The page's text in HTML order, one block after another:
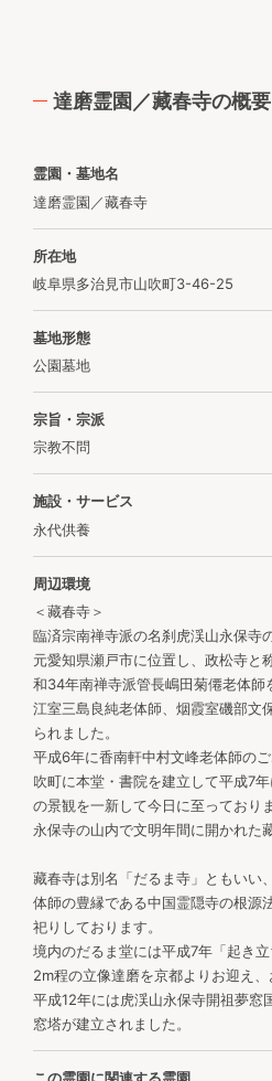
達磨霊園／藏春寺の概要
霊園・墓地名
達磨霊園／藏春寺
所在地
岐阜県多治見市山吹町3-46-25
墓地形態
公園墓地
宗旨・宗派
宗教不問
施設・サービス
永代供養
周辺環境
＜藏春寺＞
臨済宗南禅寺派の名刹虎渓山永保寺
元愛知県瀬戸市に位置し、政松寺と
和34年南禅寺派管長嶋田菊僊老体師
江室三島良純老体師、烟霞室磯部文
られました。
平成6年に香南軒中村文峰老体師の
吹町に本堂・書院を建立して平成7
の景観を一新して今日に至っており
永保寺の山内で文明年間に開かれた
藏春寺は別名「だるま寺」ともいい
体師の豊縁である中国霊隠寺の根源
祀りしております。
境内のだるま堂には平成7年「起き
2m程の立像達磨を京都よりお迎え、
平成12年には虎渓山永保寺開祖夢窓
窓塔が建立されました。
この霊園に関連する霊園